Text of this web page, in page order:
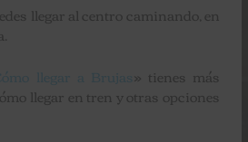
llegar al centro caminando, en
» tienes más
llegar en tren y otras opciones